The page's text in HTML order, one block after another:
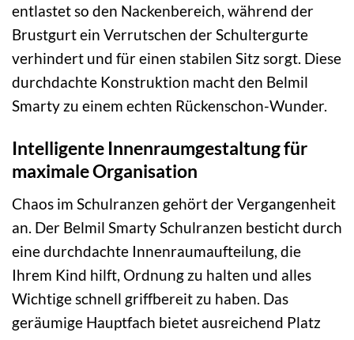
entlastet so den Nackenbereich, während der
Brustgurt ein Verrutschen der Schultergurte
verhindert und für einen stabilen Sitz sorgt. Diese
durchdachte Konstruktion macht den Belmil
Smarty zu einem echten Rückenschon-Wunder.
Intelligente Innenraumgestaltung für
maximale Organisation
Chaos im Schulranzen gehört der Vergangenheit
an. Der Belmil Smarty Schulranzen besticht durch
eine durchdachte Innenraumaufteilung, die
Ihrem Kind hilft, Ordnung zu halten und alles
Wichtige schnell griffbereit zu haben. Das
geräumige Hauptfach bietet ausreichend Platz